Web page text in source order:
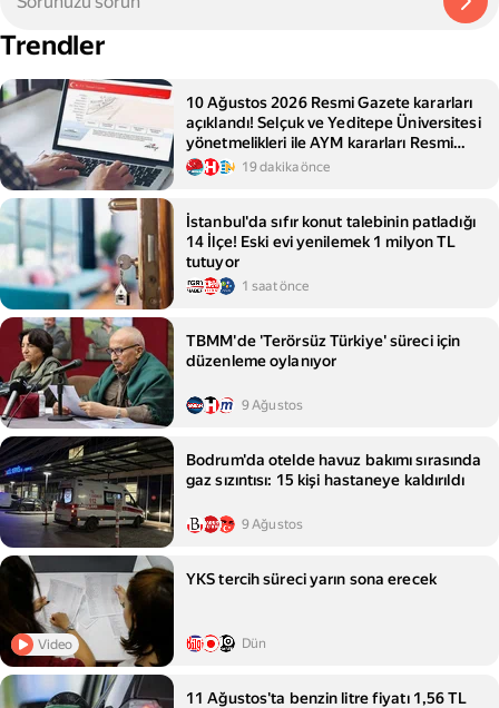
Trendler
10 Ağustos 2026 Resmi Gazete kararları
açıklandı! Selçuk ve Yeditepe Üniversitesi
yönetmelikleri ile AYM kararları Resmi
Gazete'de!19 dakika önce
İstanbul'da sıfır konut talebinin patladığı
14 İlçe! Eski evi yenilemek 1 milyon TL
tutuyor
1 saat önce
TBMM'de 'Terörsüz Türkiye' süreci için
düzenleme oylanıyor
9 Ağustos
Bodrum'da otelde havuz bakımı sırasında
gaz sızıntısı: 15 kişi hastaneye kaldırıldı
9 Ağustos
Video
YKS tercih süreci yarın sona erecek
Dün
11 Ağustos'ta benzin litre fiyatı 1,56 TL